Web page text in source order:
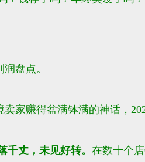
盘点。
家赚得盆满钵满的神话，
千丈，未见好转。 在数十个